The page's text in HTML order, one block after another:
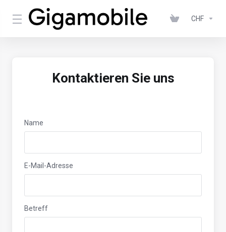
CHF
Kontaktieren Sie uns
Name
E-Mail-Adresse
Betreff